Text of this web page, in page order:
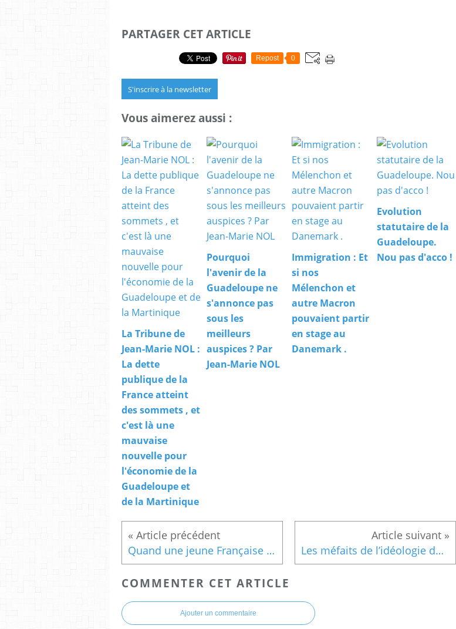
PARTAGER CET ARTICLE
Repost 0
S'inscrire à la newsletter
Vous aimerez aussi :
La Tribune de
Jean-Marie NOL :
La dette
publique de la
France atteint
des sommets , et
c'est là une
mauvaise
nouvelle pour
l'économie de la
Guadeloupe et
de la Martinique
Pourquoi
l'avenir de la
Guadeloupe ne
s'annonce pas
sous les
meilleurs
auspices ? Par
Jean-Marie NOL
Immigration : Et
si nos
Mélenchon et
autre Macron
pouvaient partir
en stage au
Danemark .
Evolution
statutaire de la
Guadeloupe.
Nou pas d'acco !
Quand une jeune Française remet à sa place un autre jeune « français » raciste : Nick Konrad ! Les méfaits de l’idéologie du genre. (L'histoire d'Anna).
COMMENTER CET ARTICLE
Ajouter un commentaire